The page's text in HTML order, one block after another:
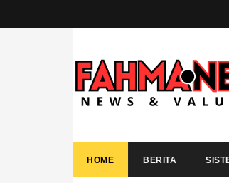
HOME BERITA